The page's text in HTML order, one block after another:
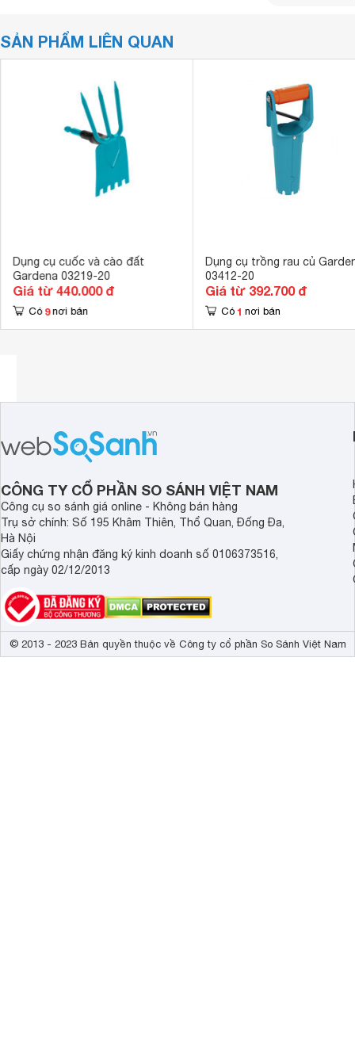
Đầu cào xới đất 03135-20 phù hợp với tất cả cán cầm
từ hãng Gardena thì người dùng nên sử dụng cùng với sẽ
SẢN PHẨM LIÊN QUAN
Dụng cụ cuốc và cào đất
Gardena 03219-20
Giá từ 440.000 đ
Có 9 nơi bán
Dụng cụ trồng rau củ
03412-20
Giá từ 392.700 đ
Có 1 nơi bán
CÔNG TY CỔ PHẦN SO SÁNH VIỆT NAM
Công cụ so sánh giá online - Không bán hàng
Trụ sở chính: Số 195 Khâm Thiên, Thổ Quan, Đống Đa,
Hà Nội
Giấy chứng nhận đăng ký kinh doanh số 0106373516,
cấp ngày 02/12/2013
© 2013 - 2023 Bản quyền thuộc về Công ty cổ phần So Sánh Việt Nam